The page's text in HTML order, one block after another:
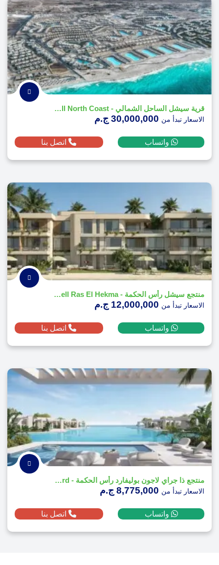
قرية سيشل الساحل الشمالي - Sea Shell North Coast
الاسعار تبدأ من
واتساب اتصل بنا
منتجع سيشل رأس الحكمة - Seashell Ras El Hekma
الاسعار تبدأ من
واتساب اتصل بنا
منتجع ذا جراي لاجون بوليفارد رأس الحكمة - The Gray Lagoon Boulevard
الاسعار تبدأ من
واتساب اتصل بنا